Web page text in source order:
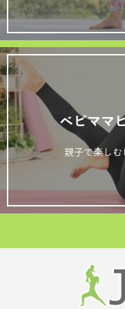
ベビママ
親子で楽し